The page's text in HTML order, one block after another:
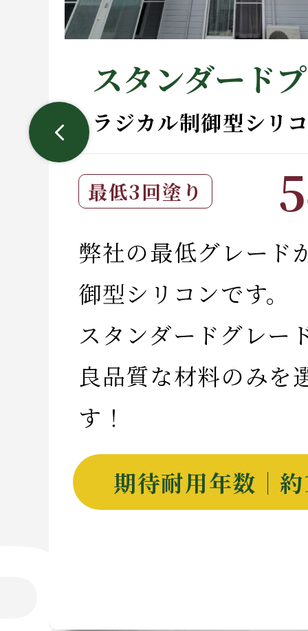
スタンダード
ラジカル制御型シリ
最低3回塗り
弊社の最低グレード
御型シリコンです。
スタンダードグレー
良品質な材料のみを
す！
期待耐用年数｜